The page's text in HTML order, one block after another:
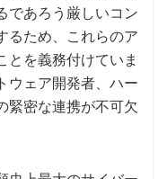
であろう厳しいコン
るため、これらのア
とを義務付けていま
ウェア開発者、ハー
緊密な連携が不可欠